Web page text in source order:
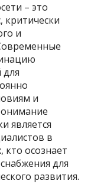
– это
и
и
является
в
кто осознает
для
развития.